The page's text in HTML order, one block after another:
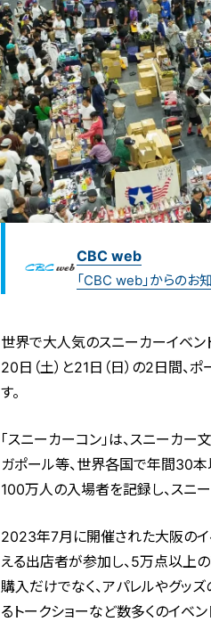
CBC web
「CBC web」からのお
世界で大人気のスニーカーイベン
20日（土）と21日（日）の2日間、
す。
「スニーカーコン」は、スニーカー
ガポール等、世界各国で年間30本
100万人の入場者を記録し、スニ
2023年7月に開催された大阪のイ
える出店者が参加し、5万点以上
購入だけでなく、アパレルやグッ
るトークショーなど数多くのイベン